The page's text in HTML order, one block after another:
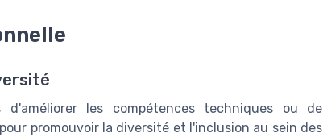
les compétences techniques ou de
promouvoir la diversité et l'inclusion au sein des